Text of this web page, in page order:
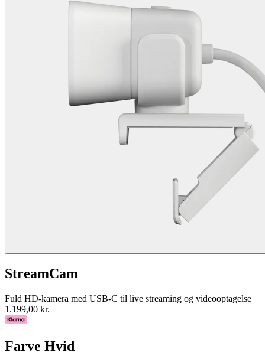
StreamCam
Fuld HD-kamera med USB-C til live streaming og videooptagelse
1.199,00 kr.
Farve Hvid